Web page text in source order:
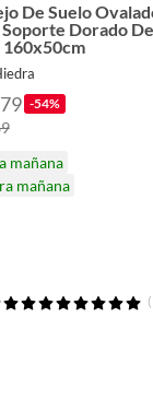
De Suelo
Dorado De
160x50cm
-54%
mañana
mañana